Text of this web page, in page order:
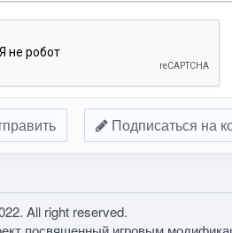
Подписаться на
All right reserved.